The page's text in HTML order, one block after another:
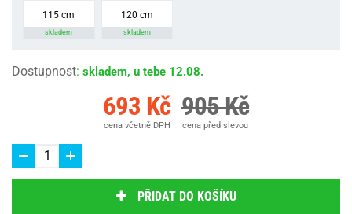
115 cm
skladem
120 cm
skladem
Dostupnost: skladem, u tebe 12.08.
693 Kč
cena včetně DPH
905 Kč
cena před slevou
PŘIDAT DO KOŠÍKU